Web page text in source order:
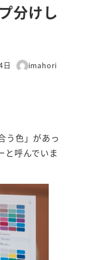
分けし
日
著
imahori
う色」があっ
と呼んでいま